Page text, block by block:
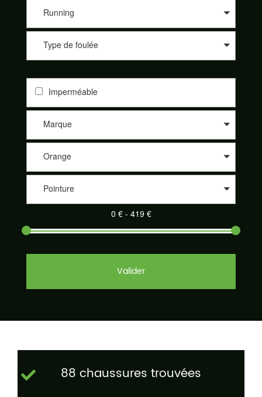
Asolo, Bestard, Brooks, Dynafit, Élémentaire, Five Fingers,
On-Running, Raidlight, Salewa, Salomon, Saucony, Scarpa,
Scott, Tecnica et Topo athletic. Nos partenaires sont de plus en
de Philippe, Trail Store, Télémark Pyrénées, Alpinstore ou
encore Chullanka. Et cela au meilleur prix. Naviguez sur le
comparateur, sélectionnez les critères de votre choix et
découvrez votre paire de chaussures de sport adaptée parmi
un large éventail.
Running
Type de foulée
Imperméable
Marque
Orange
Pointure
Valider
88 chaussures trouvées